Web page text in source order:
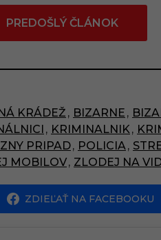
3
5
PREDOŠLÝ ČLÁNOK
KRÁDEŽ , BIZARNE ,
, KRIMINALNIK ,
PRIPAD, POLICIA ,
MOBILOV, ZLODEJ NA
ZDIEĽAŤ NA FACEBOOKU